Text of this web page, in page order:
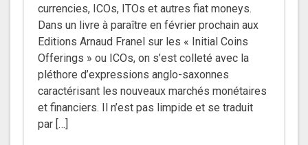
currencies, ICOs, ITOs et autres fiat moneys.
Dans un livre à paraître en février prochain aux
Editions Arnaud Franel sur les « Initial Coins
Offerings » ou ICOs, on s’est colleté avec la
pléthore d’expressions anglo-saxonnes
caractérisant les nouveaux marchés monétaires
et financiers. Il n’est pas limpide et se traduit
par […]